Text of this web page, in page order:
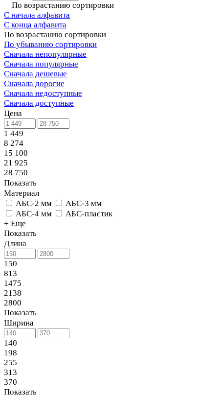
По возрастанию сортировки
С начала алфавита
С конца алфавита
По возрастанию сортировки
По убыванию сортировки
Сначала непопулярные
Сначала популярные
Сначала дешевые
Сначала дорогие
Сначала недоступные
Сначала доступные
Цена
1 449
8 274
15 100
21 925
28 750
Показать
Материал
АБС-2 мм
АБС-3 мм
АБС-4 мм
АБС-пластик
+ Еще
Показать
Длина
150
813
1475
2138
2800
Показать
Ширина
140
198
255
313
370
Показать